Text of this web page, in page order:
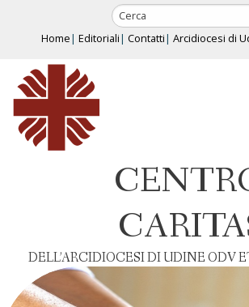
content
Home Editoriali Contatti Arcidiocesi di
DELL’ARCIDIOCESI DI UDINE ODV